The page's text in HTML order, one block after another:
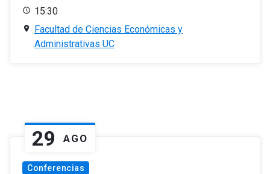
15:30
Facultad de Ciencias Económicas y
Administrativas UC
29 AGO
Conferencias